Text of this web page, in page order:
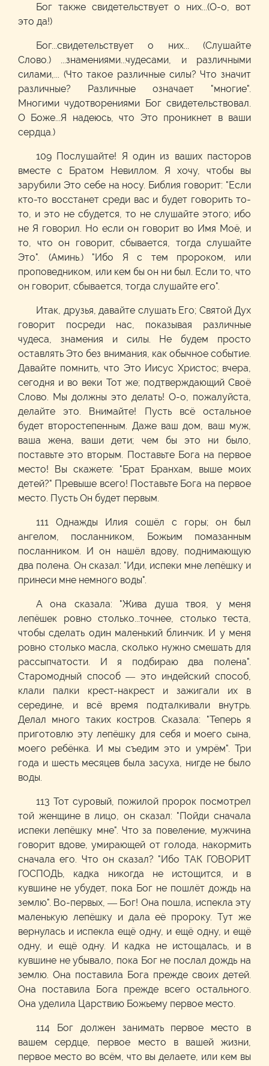
Бог также свидетельствует о них...(О-о, вот
это да!)
Бог...свидетельствует о них... (Слушайте
Слово.) ...знамениями...чудесами, и различными
силами,... (Что такое различные силы? Что значит
различные? Различные означает "многие".
Многими чудотворениями Бог свидетельствовал.
О Боже...Я надеюсь, что Это проникнет в ваши
сердца.)
109 Послушайте! Я один из ваших пасторов
вместе с Братом Невиллом. Я хочу, чтобы вы
зарубили Это себе на носу. Библия говорит: "Если
кто-то восстанет среди вас и будет говорить то-
то, и это не сбудется, то не слушайте этого; ибо
не Я говорил. Но если он говорит во Имя Моё, и
то, что он говорит, сбывается, тогда слушайте
Это". (Аминь.) "Ибо Я с тем пророком, или
проповедником, или кем бы он ни был. Если то, что
он говорит, сбывается, тогда слушайте его".
Итак, друзья, давайте слушать Его; Святой Дух
говорит посреди нас, показывая различные
чудеса, знамения и силы. Не будем просто
оставлять Это без внимания, как обычное событие.
Давайте помнить, что Это Иисус Христос; вчера,
сегодня и во веки Тот же; подтверждающий Своё
Слово. Мы должны это делать! О-о, пожалуйста,
делайте это. Внимайте! Пусть всё остальное
будет второстепенным. Даже ваш дом, ваш муж,
ваша жена, ваши дети; чем бы это ни было,
поставьте это вторым. Поставьте Бога на первое
место! Вы скажете: "Брат Бранхам, выше моих
детей?" Превыше всего! Поставьте Бога на первое
место. Пусть Он будет первым.
111 Однажды Илия сошёл с горы; он был
ангелом, посланником, Божьим помазанным
посланником. И он нашёл вдову, поднимающую
два полена. Он сказал: "Иди, испеки мне лепёшку и
принеси мне немного воды".
А она сказала: "Жива душа твоя, у меня
лепёшек ровно столько...точнее, столько теста,
чтобы сделать один маленький блинчик. И у меня
ровно столько масла, сколько нужно смешать для
рассыпчатости. И я подбираю два полена".
Старомодный способ — это индейский способ,
клали палки крест-накрест и зажигали их в
середине, и всё время подталкивали внутрь.
Делал много таких костров. Сказала: "Теперь я
приготовлю эту лепёшку для себя и моего сына,
моего ребёнка. И мы съедим это и умрём". Три
года и шесть месяцев была засуха, нигде не было
воды.
113 Тот суровый, пожилой пророк посмотрел
той женщине в лицо, он сказал: "Пойди сначала
испеки лепёшку мне". Что за повеление, мужчина
говорит вдове, умирающей от голода, накормить
сначала его. Что он сказал? "Ибо ТАК ГОВОРИТ
ГОСПОДЬ, кадка никогда не истощится, и в
кувшине не убудет, пока Бог не пошлёт дождь на
землю". Во-первых, — Бог! Она пошла, испекла эту
маленькую лепёшку и дала её пророку. Тут же
вернулась и испекла ещё одну, и ещё одну, и ещё
одну, и ещё одну. И кадка не истощалась, и в
кувшине не убывало, пока Бог не послал дождь на
землю. Она поставила Бога прежде своих детей.
Она поставила Бога прежде всего остального.
Она уделила Царствию Божьему первое место.
114 Бог должен занимать первое место в
вашем сердце, первое место в вашей жизни,
первое место во всём, что вы делаете, или кем вы